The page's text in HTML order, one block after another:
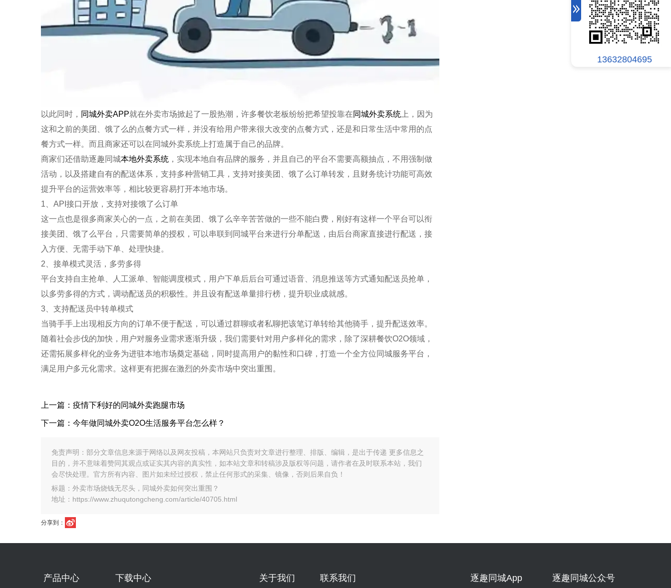
13632804695
以此同时， 同城外卖APP就在外卖市场掀起了一股热潮，许多餐饮老板纷纷把希望投靠在同城外卖系统上，因为
这和之前的美团、饿了么的点餐方式一样，并没有给用户带来很大改变的点餐方式，还是和日常生活中常用的点
餐方式一样。而且商家还可以在同城外卖系统上打造属于自己的品牌。
商家们还借助逐趣同城本地外卖系统 ，实现本地自有品牌的服务，并且自己的平台不需要高额抽点，不用强制做
活动，以及搭建自有的配送体系，支持多种营销工具，支持对接美团、饿了么订单转发，且财务统计功能可高效
提升平台的运营效率等，相比较更容易打开本地市场。
1、API接口开放，支持对接饿了么订单
这一点也是很多商家关心的一点，之前在美团、饿了么辛辛苦苦做的一些不能白费，刚好有这样一个平台可以衔
接美团、饿了么平台，只需要简单的授权，可以串联到同城平台来进行分单配送，由后台商家直接进行配送，接
入方便、无需手动下单、处理快捷。
2、接单模式灵活，多劳多得
平台支持自主抢单、人工派单、智能调度模式，用户下单后后台可通过语音、消息推送等方式通知配送员抢单，
以多劳多得的方式，调动配送员的积极性。并且设有配送单量排行榜，提升职业成就感。
3、支持配送员中转单模式
当骑手手上出现相反方向的订单不便于配送，可以通过群聊或者私聊把该笔订单转给其他骑手，提升配送效率。
随着社会步伐的加快，用户对服务业需求逐渐升级，我们需要针对用户多样化的需求，除了深耕餐饮O2O领域，
还需拓展多样化的业务为进驻本地市场奠定基础，同时提高用户的黏性和口碑，打造一个全方位同城服务平台，
满足用户多元化需求。这样更有把握在激烈的外卖市场中突出重围。
上一篇：疫情下利好的同城外卖跑腿市场
下一篇：今年做同城外卖O2O生活服务平台怎么样？
免责声明：部分文章信息来源于网络以及网友投稿，本网站只负责对文章进行整理、排版、编辑，是出于传递 更多信息之
目的，并不意味着赞同其观点或证实其内容的真实性，如本站文章和转稿涉及版权等问题，请作者在及时联系本站，我们
会尽快处理。官方所有内容、图片如未经过授权，禁止任何形式的采集、镜像，否则后果自负！
标题：外卖市场烧钱无尽头，同城外卖如何突出重围？
地址：https://www.zhuqutongcheng.com/article/40705.html
分享到：
产品中心 下载中心 关于我们 联系我们 逐趣同城App 逐趣同城公众号